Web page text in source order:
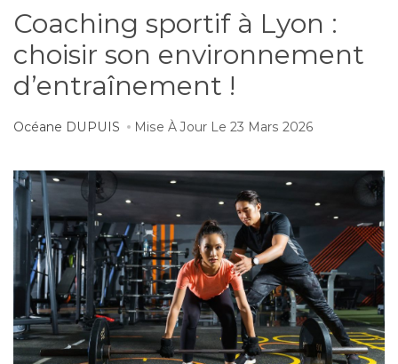
Coaching sportif à Lyon :
choisir son environnement
d’entraînement !
Océane DUPUIS Mise À Jour Le 23 Mars 2026